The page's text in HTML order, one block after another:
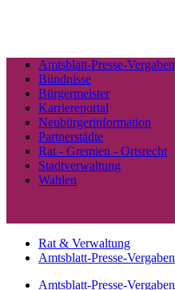
Amtsblatt-Presse-Vergaben
Bündnisse
Bürgermeister
Karriereportal
Neubürgerinformation
Partnerstädte
Rat - Gremien - Ortsrecht
Stadtverwaltung
Wahlen
Rat & Verwaltung
Amtsblatt-Presse-Vergaben
Amtsblatt-Presse-Vergaben